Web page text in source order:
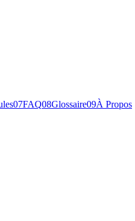
07FAQ08Glossaire09À Propos